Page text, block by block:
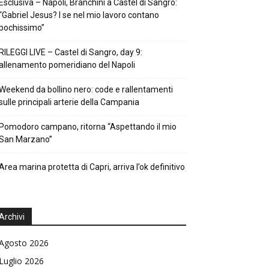
– Napoli, Branchini a Castel di Sangro:
Jesus? I se nel mio lavoro contano
LIVE – Castel di Sangro, day 9:
pomeridiano del Napoli
da bollino nero: code e rallentamenti
principali arterie della Campania
campano, ritorna “Aspettando il mio
Marzano”
marina protetta di Capri, arriva l’ok definitivo
2026
2026